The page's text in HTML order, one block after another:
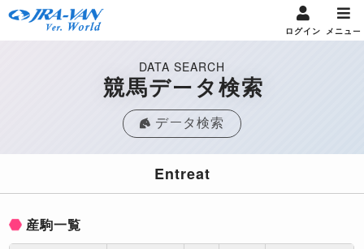
ログイン メニュー
DATA SEARCH
競馬データ検索
データ検索
Entreat
産駒一覧